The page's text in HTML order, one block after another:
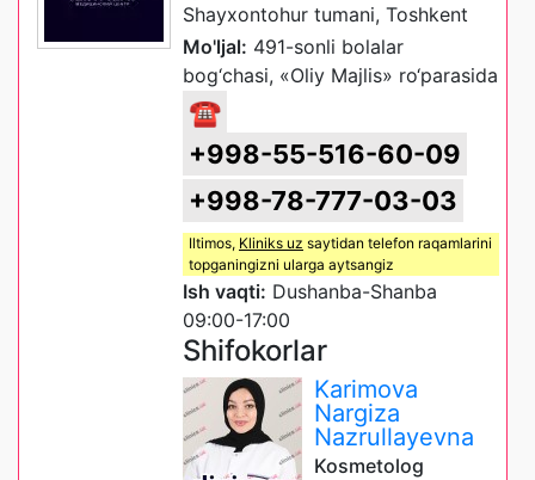
Shayxontohur tumani, Toshkent
Mo'ljal: 491-sonli bolalar
bog‘chasi, «Oliy Majlis» ro‘parasida
☎
+998-55-516-60-09
+998-78-777-03-03
Iltimos, Kliniks uz saytidan telefon raqamlarini
topganingizni ularga aytsangiz
Ish vaqti: Dushanba-Shanba
09:00-17:00
Shifokorlar
Karimova
Nargiza
Nazrullayevna
Kosmetolog